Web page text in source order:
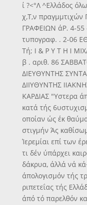
ί ?<°Λ ^Ελλάδος
χ,Τ,ν πραγμμτιχών
ΓΡΑΦΕΙΩΝ άΡ. 4-
τυπογραφ. . 2-06
Τή; Ι & Ρ Υ Τ Η Ι
β . αριθ. 86
ΔΙΕΥΘΥΝΤΗΣ
ΔΙΙΥΘΥΝΤΗΣ
ΚΑΡΔΙΑΣ "Υστερα
κατά τής
οποίαν ώς έκ
στιγμήν Άς
Ίερεμίαι επί των
τι δέν ύπάρχει
δάκρυα, άλλά νά
άπολογισμόν τής
ριπετεΐας τής
άπό τό παρελθόν